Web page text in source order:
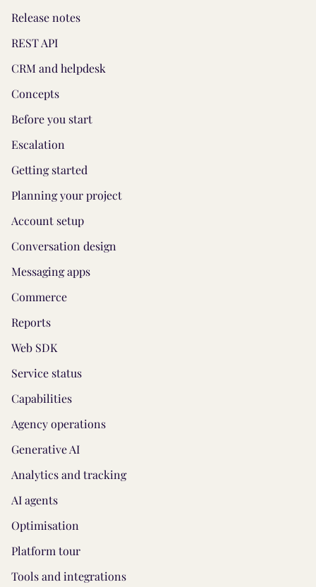
Release notes
REST API
CRM and helpdesk
Concepts
Before you start
Escalation
Getting started
Planning your project
Account setup
Conversation design
Messaging apps
Commerce
Reports
Web SDK
Service status
Capabilities
Agency operations
Generative AI
Analytics and tracking
AI agents
Optimisation
Platform tour
Tools and integrations